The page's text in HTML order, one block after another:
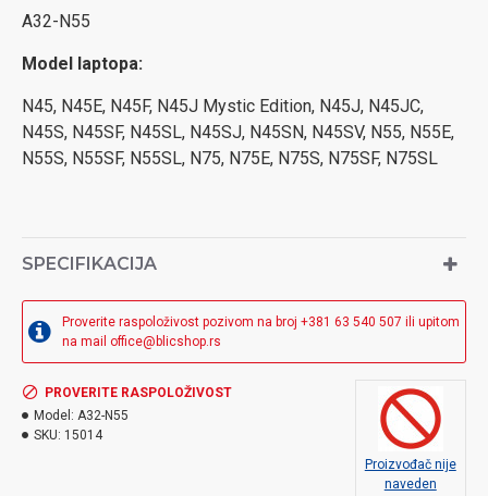
Proverite raspoloživost pozivom na broj +381 63 540 507 ili upitom
na mail office@blicshop.rs
A32-N55
Model laptopa:
N45, N45E, N45F, N45J Mystic Edition, N45J, N45JC,
N45S, N45SF, N45SL, N45SJ, N45SN, N45SV, N55, N55E,
N55S, N55SF, N55SL, N75, N75E, N75S, N75SF, N75SL
SPECIFIKACIJA
PROVERITE RASPOLOŽIVOST
Model: A32-N55
SKU: 15014
Proizvođač nije
naveden